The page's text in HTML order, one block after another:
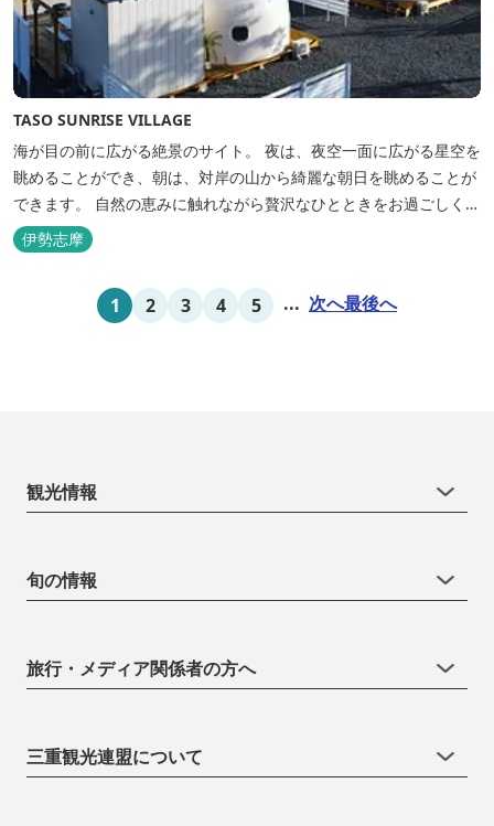
TASO SUNRISE VILLAGE
海が目の前に広がる絶景のサイト。 夜は、夜空一面に広がる星空を
眺めることができ、朝は、対岸の山から綺麗な朝日を眺めることが
できます。 自然の恵みに触れながら贅沢なひとときをお過ごしくだ
さい。 ウッドテラスでのバーベキューを楽しむこともでき、BBQ
初心者でも安心のガスBBQ台をご用意しております。 また、海岸
ラックスする...
伊勢志摩
1 2 3 4 5 ... 次へ最後へ
観光情報
旬の情報
旅行・メディア関係者の方へ
三重観光連盟について